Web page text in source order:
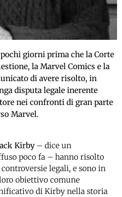
giorni prima che la Corte
la Marvel Comics e la
di avere risolto, in
disputa legale inerente
nei confronti di gran parte
Marvel.
Kirby – dice un
poco fa – hanno risolto
legali, e sono in
obiettivo comune
di Kirby nella storia